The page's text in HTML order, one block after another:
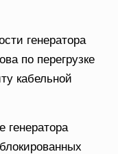
генератора
по перегрузке
кабельной
генератора